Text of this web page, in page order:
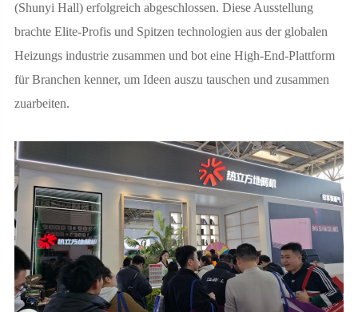
(Shunyi Hall) erfolgreich abgeschlossen. Diese Ausstellung
brachte Elite-Profis und Spitzen technologien aus der globalen
Heizungs industrie zusammen und bot eine High-End-Plattform
für Branchen kenner, um Ideen auszu tauschen und zusammen
zuarbeiten.